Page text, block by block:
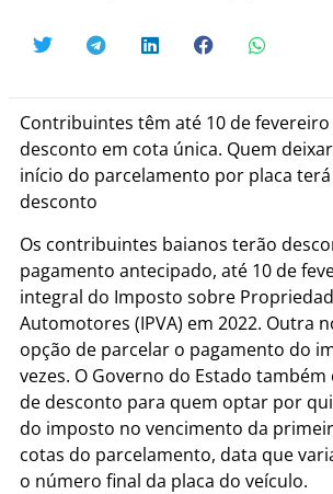
Contribuintes têm até 10 de
desconto em cota única. Quem
início do parcelamento por placa terá
desconto
Os contribuintes baianos terão
pagamento antecipado, até 10 de
integral do Imposto sobre
Automotores (IPVA) em 2022. Outra
opção de parcelar o pagamento do
vezes. O Governo do Estado também
de desconto para quem optar por
do imposto no vencimento da
cotas do parcelamento, data que
o número final da placa do veículo.